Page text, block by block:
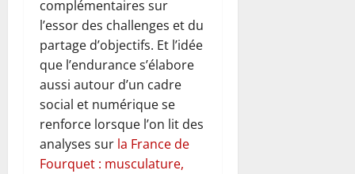
complémentaires sur
l’essor des challenges et du
partage d’objectifs. Et l’idée
que l’endurance s’élabore
aussi autour d’un cadre
social et numérique se
renforce lorsque l’on lit des
analyses sur la France de
Fourquet : musculature,